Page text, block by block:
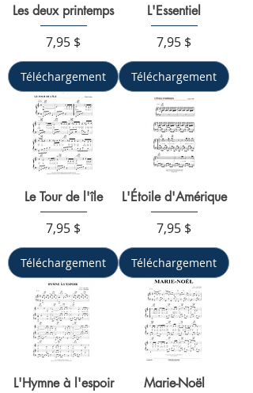
Les deux printemps
Prix
7,95 $
Téléchargement
L'Essentiel
Prix
7,95 $
Téléchargement
Le Tour de l'île
Prix
7,95 $
Téléchargement
L'Étoile d'Amérique
Prix
7,95 $
Téléchargement
L'Hymne à l'espoir Marie-Noël